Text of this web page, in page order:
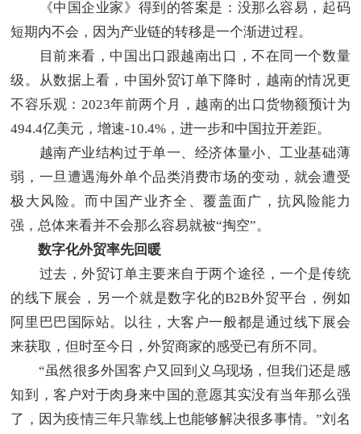
《中国企业家》得到的答案是：没那么容易，起码
短期内不会，因为产业链的转移是一个渐进过程。
目前来看，中国出口跟越南出口，不在同一个数量
级。从数据上看，中国外贸订单下降时，越南的情况更
不容乐观：2023年前两个月，越南的出口货物额预计为
494.4亿美元，增速-10.4%，进一步和中国拉开差距。
越南产业结构过于单一、经济体量小、工业基础薄
弱，一旦遭遇海外单个品类消费市场的变动，就会遭受
极大风险。而中国产业齐全、覆盖面广，抗风险能力
强，总体来看并不会那么容易就被“掏空”。
数字化外贸率先回暖
过去，外贸订单主要来自于两个途径，一个是传统
的线下展会，另一个就是数字化的B2B外贸平台，例如
阿里巴巴国际站。以往，大客户一般都是通过线下展会
来获取，但时至今日，外贸商家的感受已有所不同。
“虽然很多外国客户又回到义乌现场，但我们还是感
知到，客户对于肉身来中国的意愿其实没有当年那么强
了，因为疫情三年只靠线上也能够解决很多事情。”刘名